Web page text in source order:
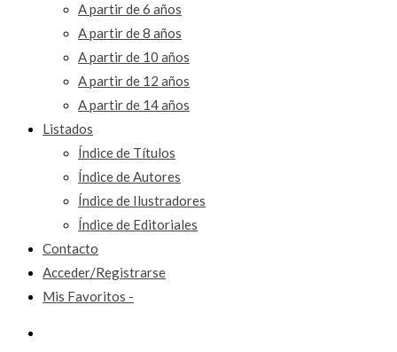
A partir de 6 años
A partir de 8 años
A partir de 10 años
A partir de 12 años
A partir de 14 años
Listados
Índice de Títulos
Índice de Autores
Índice de Ilustradores
Índice de Editoriales
Contacto
Acceder/Registrarse
Mis Favoritos -